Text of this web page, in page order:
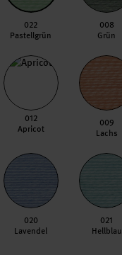
022
Pastellgrün
008
Grün
012
Apricot
009
Lachs
020
Lavendel
021
Hellblau